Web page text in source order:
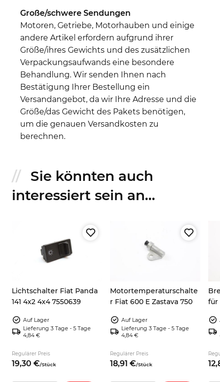
Große/schwere Sendungen
Motoren, Getriebe, Motorhauben und einige
andere Artikel erfordern aufgrund ihrer
Größe/ihres Gewichts und des zusätzlichen
Verpackungsaufwands eine besondere
Behandlung. Wir senden Ihnen nach
Bestätigung Ihrer Bestellung ein
Versandangebot, da wir Ihre Adresse und die
Größe/das Gewicht des Pakets benötigen,
um die genauen Versandkosten zu
berechnen.
Sie könnten auch
interessiert sein an...
Lichtschalter Fiat Panda
141 4x2 4x4 7550639
Auf Lager
Lieferung 3 Tage - 5 Tage
4,84 €
Regulärer Preis
19,30 €/Stück
Motortemperaturschalte
r Fiat 600 E Zastava 750
Auf Lager
Lieferung 3 Tage - 5 Tage
4,84 €
Regulärer Preis
18,91 €/Stück
für
12,